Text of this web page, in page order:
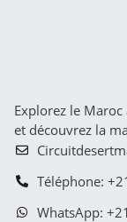
Explorez le
et découvrez la
Téléphone:
WhatsApp: